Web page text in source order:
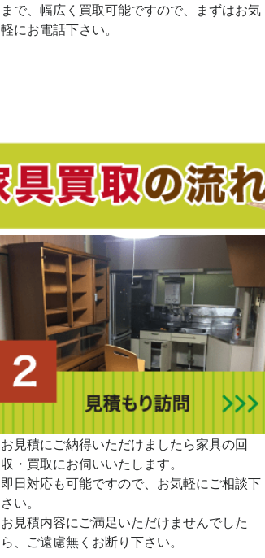
まで、幅広く買取可能ですので、まずはお気
軽にお電話下さい。
お見積にご納得いただけましたら家具の回
収・買取にお伺いいたします。
即日対応も可能ですので、お気軽にご相談下
さい。
お見積内容にご満足いただけませんでした
ら、ご遠慮無くお断り下さい。